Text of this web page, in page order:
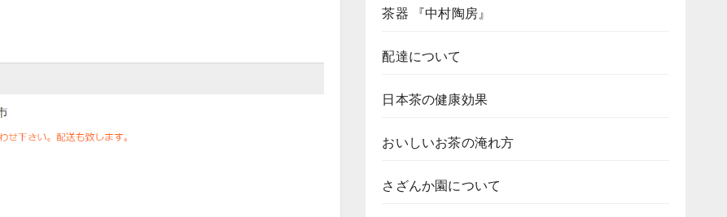
茶器 『中村陶房』
配達について
日本茶の健康効果
おいしいお茶の淹れ方
さざんか園について